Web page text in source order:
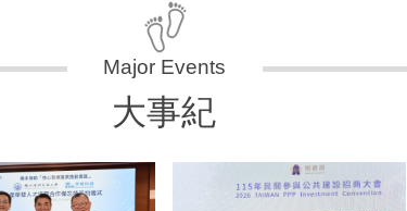
大事紀